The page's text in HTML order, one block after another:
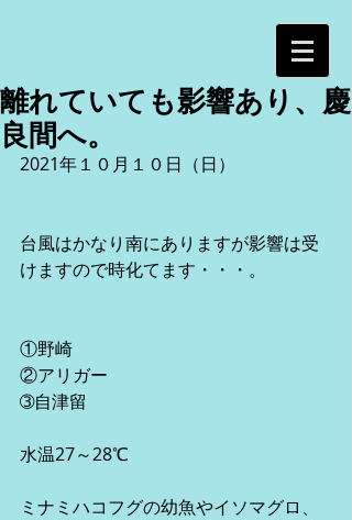
離れていても影響あり、慶
良間へ。
2021年１０月１０日（日）
台風はかなり南にありますが影響は受
けますので時化てます・・・。
①野崎
②アリガー
➂自津留
水温27～28℃
ミナミハコフグの幼魚やイソマグロ、